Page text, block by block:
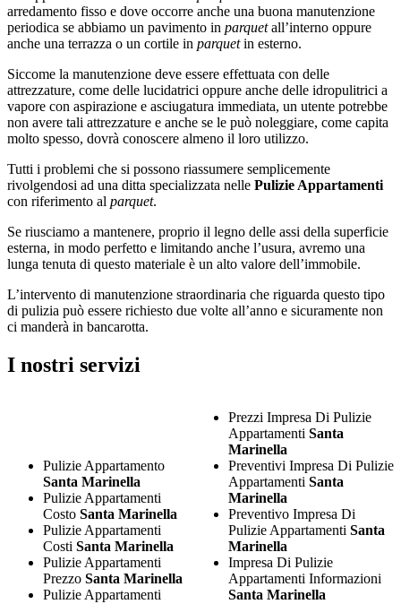
arredamento fisso e dove occorre anche una buona manutenzione
periodica se abbiamo un pavimento in parquetall’interno oppure
anche una terrazza o un cortile in parquetin esterno.
Siccome la manutenzione deve essere effettuata con delle
attrezzature, come delle lucidatrici oppure anche delle idropulitrici a
vapore con aspirazione e asciugatura immediata, un utente potrebbe
non avere tali attrezzature e anche se le può noleggiare, come capita
molto spesso, dovrà conoscere almeno il loro utilizzo.
Tutti i problemi che si possono riassumere semplicemente
rivolgendosi ad una ditta specializzata nelle Pulizie Appartamenti
con riferimento al parquet.
Se riusciamo a mantenere, proprio il legno delle assi della superficie
esterna, in modo perfetto e limitando anche l’usura, avremo una
lunga tenuta di questo materiale è un alto valore dell’immobile.
L’intervento di manutenzione straordinaria che riguarda questo tipo
di pulizia può essere richiesto due volte all’anno e sicuramente non
ci manderà in bancarotta.
I nostri servizi
Pulizie Appartamento
Santa Marinella
Pulizie Appartamenti
Costo Santa Marinella
Pulizie Appartamenti
Costi Santa Marinella
Pulizie Appartamenti
Prezzo Santa Marinella
Pulizie Appartamenti
Prezzi Impresa Di Pulizie
Appartamenti Santa
Marinella
Preventivi Impresa Di Pulizie
Appartamenti Santa
Marinella
Preventivo Impresa Di
Pulizie Appartamenti Santa
Marinella
Impresa Di Pulizie
Appartamenti Informazioni
Santa Marinella